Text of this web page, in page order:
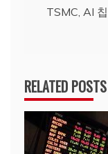
TSMC, AI
RELATED POSTS